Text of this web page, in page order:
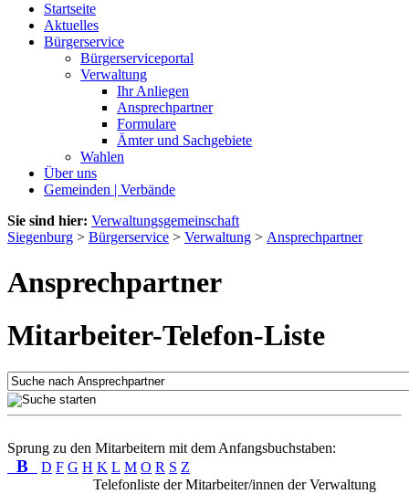
Startseite
Aktuelles
Bürgerservice
Bürgerserviceportal
Verwaltung
Ihr Anliegen
Ansprechpartner
Formulare
Ämter und Sachgebiete
Wahlen
Über uns
Gemeinden | Verbände
Sie sind hier: Verwaltungsgemeinschaft
Siegenburg > Bürgerservice > Verwaltung > Ansprechpartner
Ansprechpartner
Mitarbeiter-Telefon-Liste
Sprung zu den Mitarbeitern mit dem Anfangsbuchstaben:
B D F G H K L M O R S Z
Telefonliste der Mitarbeiter/innen der Verwaltung